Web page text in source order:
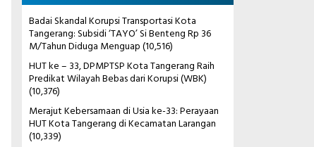
Badai Skandal Korupsi Transportasi Kota
Tangerang: Subsidi ‘TAYO’ Si Benteng Rp 36
M/Tahun Diduga Menguap(10,516)
HUT ke – 33, DPMPTSP Kota Tangerang Raih
Predikat Wilayah Bebas dari Korupsi (WBK)
(10,376)
Merajut Kebersamaan di Usia ke-33: Perayaan
HUT Kota Tangerang di Kecamatan Larangan
(10,339)